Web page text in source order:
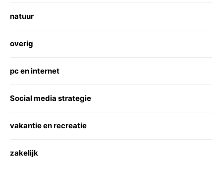
natuur
overig
pc en internet
Social media strategie
vakantie en recreatie
zakelijk